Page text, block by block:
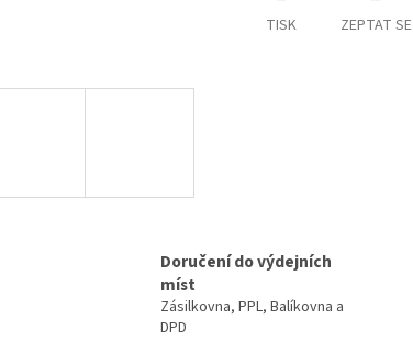
TISK ZEPTAT SE
Doručení do výdejních
míst
Zásilkovna, PPL, Balíkovna a
DPD